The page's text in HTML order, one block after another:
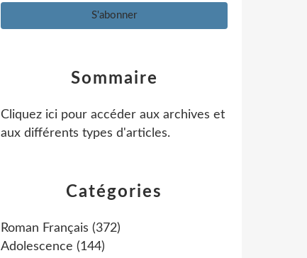
Catégories
Roman Français (372)
Adolescence (144)
Sommaire
Cliquez ici pour accéder aux archives et
aux différents types d'articles.